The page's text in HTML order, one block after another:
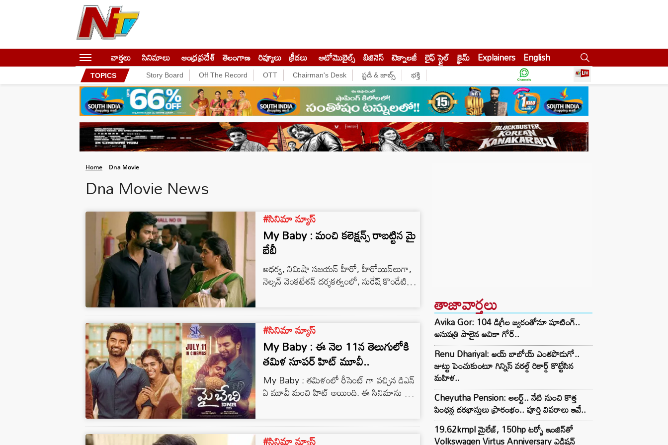
వార్తలు సినిమాలు ఆంధ్రప్రదేశ్ తెలంగాణ రివ్యూలు క్రీడలు ఆటోమొబైల్స్ బిజినెస్‌ టెక్నాలజీ లైఫ్ స్టైల్ క్రైమ్ Explainers English
TOPICS Story Board Off The Record OTT Chairman's Desk స్టడీ & జాబ్స్ భక్తి
Home Dna Movie
Dna Movie News
#సినిమా న్యూస్
My Baby : మంచి కలెక్షన్స్ రాబట్టిన మై
బేబీ
అధర్వ, నిమిషా సజయన్ హీరో, హీరోయిన్‌లుగా,
నెల్సన్ వెంకటేశన్ దర్శకత్వంలో, సురేష్ కొండేటి
నిర్మాతగా సాయి చరణ్ తేజ పుల్లా, దుప్పటి గట్టు
2025న విడుదలైంది. విడుదలైనప్పటి నుంచి మంచి
కలెక్షన్లు సాధిస్తూ, విడుదలైన మూడు రోజులకే 35
లక్షల రూపాయలు వసూళ్లు చేసి, ఇటీవల విడుదలైన
చిన్న, డబ్బింగ్ సినిమాల్లో పెద్ద విజయాన్ని…
#సినిమా న్యూస్
My Baby : ఈ నెల 11న తెలుగులోకి
తమిళ సూపర్ హిట్ మూవీ..
My Baby : తమిళంలో రీసెంట్ గా వచ్చిన డిఎన్
ఏ మూవీ మంచి హిట్ అయింది. ఈ సినిమాను మై
#సినిమా న్యూస్
తాజావార్తలు
Avika Gor: 104 డిగ్రీల జ్వరంతోనూ షూటింగ్..
ఆసుపత్రి పాలైన అవికా గోర్..
Renu Dhariyal: అయ్ బాబోయ్ ఎంతపొడుగో..
జుట్టు పెంచుకుంటూ గిన్నిస్ వరల్డ్ రికార్డ్ కొట్టేసిన
మహిళ..
Cheyutha Pension: అలర్ట్.. నేటి నుంచి కొత్త
పింఛన్ల దరఖాస్తులు ప్రారంభం.. పూర్తి వివరాలు ఇవే..
19.62kmpl మైలేజ్, 150hp టర్బో ఇంజిన్‌తో
Volkswagen Virtus Anniversary ఎడిషన్